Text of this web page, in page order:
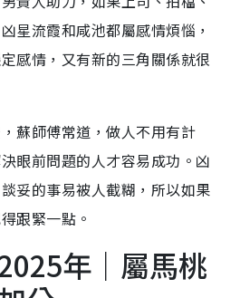
星流霞和咸池都屬感情煩惱，
感情，又有新的三角關係就很
蘇師傅常道，做人不用有計
眼前問題的人才容易成功。凶
妥的事易被人截糊，所以如果
跟緊一點。
年｜屬馬桃